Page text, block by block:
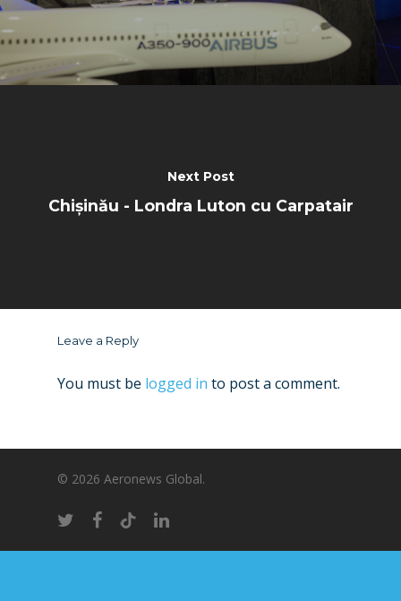
Next Post
Chișinău - Londra Luton cu Carpatair
Leave a Reply
You must be logged in to post a comment.
© 2026 Aeronews Global.